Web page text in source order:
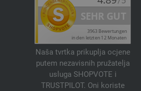
Naša tvrtka prikuplja ocjene
putem nezavisnih pružatelja
usluga SHOPVOTE i
TRUSTPILOT. Oni koriste